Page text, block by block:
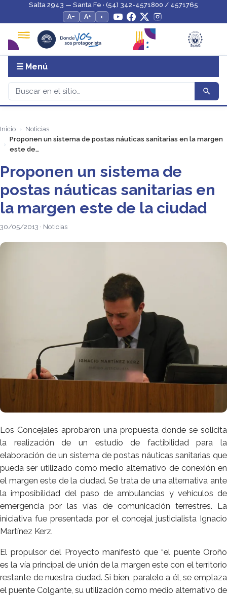
Salta 2943 — Santa Fe · (54) 342-4571800 / 4571765
A−
A+ ◐
☰ Menú
Inicio
Noticias
Proponen un sistema de postas náuticas sanitarias en la margen
este de…
Proponen un sistema de
postas náuticas sanitarias en
la margen este de la ciudad
30/05/2013 · Noticias
Los Concejales aprobaron una propuesta donde se solicita
la realización de un estudio de factibilidad para la
elaboración de un sistema de postas náuticas sanitarias que
pueda ser utilizado como medio alternativo de conexión en
el margen este de la ciudad. Se trata de una alternativa ante
la imposibilidad del paso de ambulancias y vehículos de
emergencia por las vías de comunicación terrestres. La
iniciativa fue presentada por el concejal justicialista Ignacio
Martínez Kerz.
El propulsor del Proyecto manifestó que “el puente Oroño
es la vía principal de unión de la margen este con el territorio
restante de nuestra ciudad. Si bien, paralelo a él, se emplaza
el puente Colgante, su utilización como medio alternativo de